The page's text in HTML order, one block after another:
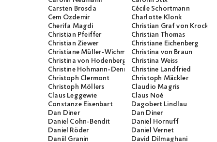
Carsten Brosda
Cécile Schortmann
Cem Özdemir
Charlotte Klonk
Cherifa Magdi
Christian Graf von
Christian Pfeiffer
Christian Thomas
Christian Ziewer
Christiane Eichenberg
Christiane Müller-WichmannChristina von Braun
Christina von Hodenberg
Christina Weiss
Christine Hohmann-DennhardtChristine Landfried
Christoph Clermont
Christoph Mäckler
Christoph Möllers
Claudio Magris
Claus Leggewie
Claus Noé
Constanze Eisenbart
Dagobert Lindlau
Dan Diner
Dan Diner
Daniel Cohn-Bendit
Daniel Hornuff
Daniel Röder
Daniel Vernet
Daniil Granin
David Dilmaghani